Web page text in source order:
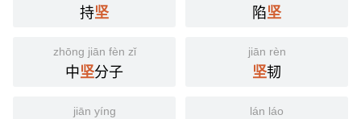
持坚 陷坚
zhōng jiān fèn zǐ
中坚分子
jiān rèn
坚韧
jiān yíng lán láo